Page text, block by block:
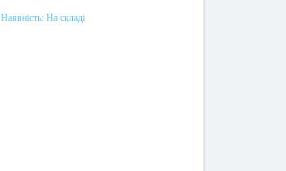
Купити
Наявність: На складі